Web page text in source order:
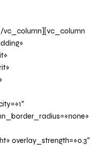
vc_column][vc_column
overlay_strength=»0.3″